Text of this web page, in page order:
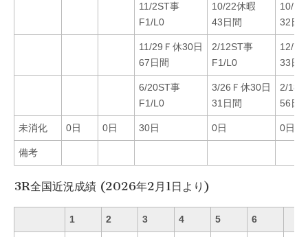
11/2ST事
F1/L0
10/22休暇
43日間
10/10
32日
11/29Ｆ休30日
67日間
2/12ST事
F1/L0
12/7
33日
6/20ST事
F1/L0
3/26Ｆ休30日
31日間
2/18
56日
未消化 0日 0日 30日 0日 0日
備考
3R全国近況成績 (2026年2月1日より)
1 2 3 4 5 6